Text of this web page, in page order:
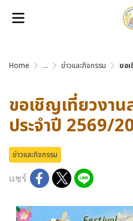
Home ... ข่าวและกิจกรรม ขอเ
ขอเชิญเที่ยวงา
ประจำปี 2569/
ข่าวและกิจกรรม
แชร์